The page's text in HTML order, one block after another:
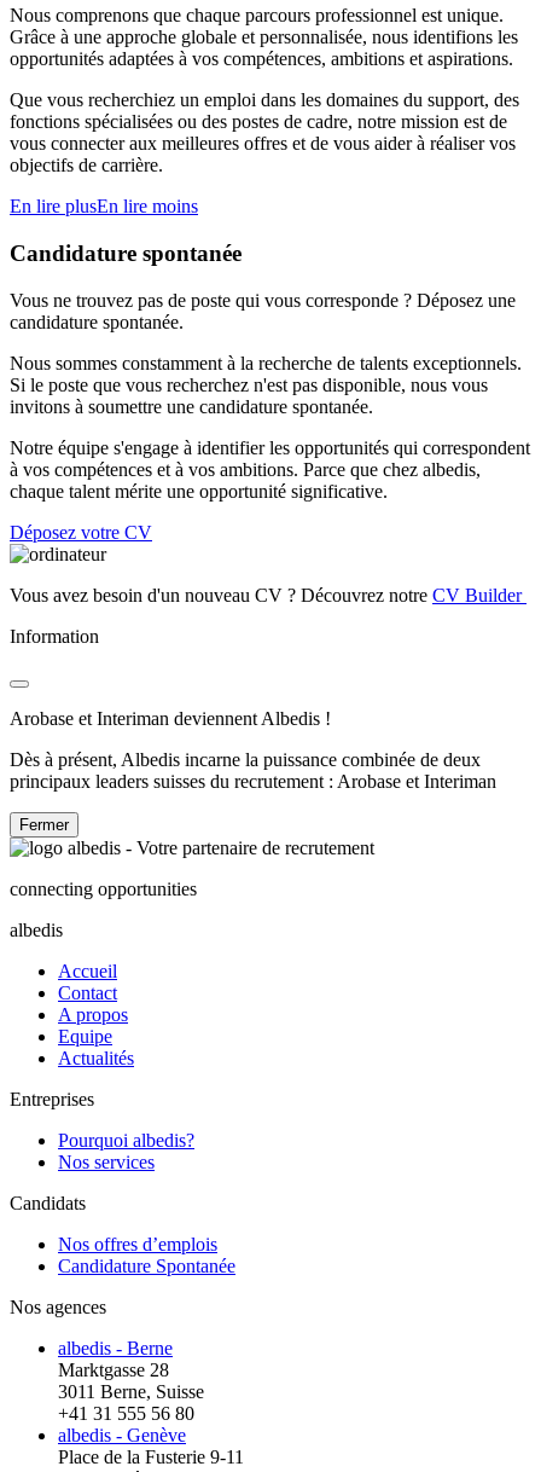
Nous comprenons que chaque parcours professionnel est unique.
Grâce à une approche globale et personnalisée, nous identifions les
opportunités adaptées à vos compétences, ambitions et aspirations.
Que vous recherchiez un emploi dans les domaines du support, des
fonctions spécialisées ou des postes de cadre, notre mission est de
vous connecter aux meilleures offres et de vous aider à réaliser vos
objectifs de carrière.
En lire plusEn lire moins
Candidature spontanée
Vous ne trouvez pas de poste qui vous corresponde ? Déposez une
candidature spontanée.
Nous sommes constamment à la recherche de talents exceptionnels.
Si le poste que vous recherchez n'est pas disponible, nous vous
invitons à soumettre une candidature spontanée.
Notre équipe s'engage à identifier les opportunités qui correspondent
à vos compétences et à vos ambitions. Parce que chez albedis,
chaque talent mérite une opportunité significative.
Déposez votre CV
Vous avez besoin d'un nouveau CV ? Découvrez notre CV Builder
Information
Arobase et Interiman deviennent Albedis !
Dès à présent, Albedis incarne la puissance combinée de deux
principaux leaders suisses du recrutement : Arobase et Interiman
Fermer
connecting opportunities
albedis
Accueil
Contact
A propos
Equipe
Actualités
Entreprises
Pourquoi albedis?
Nos services
Candidats
Nos offres d’emplois
Candidature Spontanée
Nos agences
albedis - Berne
Marktgasse 28
3011 Berne, Suisse
+41 31 555 56 80
albedis - Genève
Place de la Fusterie 9-11